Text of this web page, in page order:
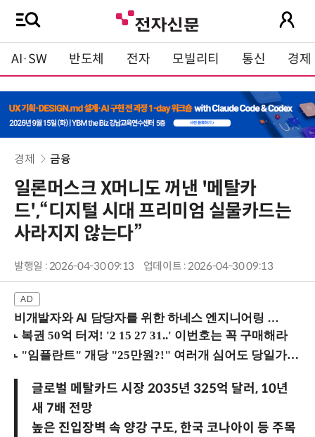
AI·SW 반도체 전자 모빌리티 통신 경제
경제 금융
일론머스크 X머니도 꺼낸 '메탈카
드',“디지털 시대 프리미엄 실물카드는
사라지지 않는다”
발행일 : 2026-04-30 09:13 업데이트 : 2026-04-30 09:13
비개발자와 AI 담당자를 위한 하네스 엔지니어링 입문과정 (8/20 신논현역)
글로벌 메탈카드 시장 2035년 325억 달러, 10년
새 7배 전망
높은 진입장벽 속 양강 구도, 한국 코나아이 등 주목